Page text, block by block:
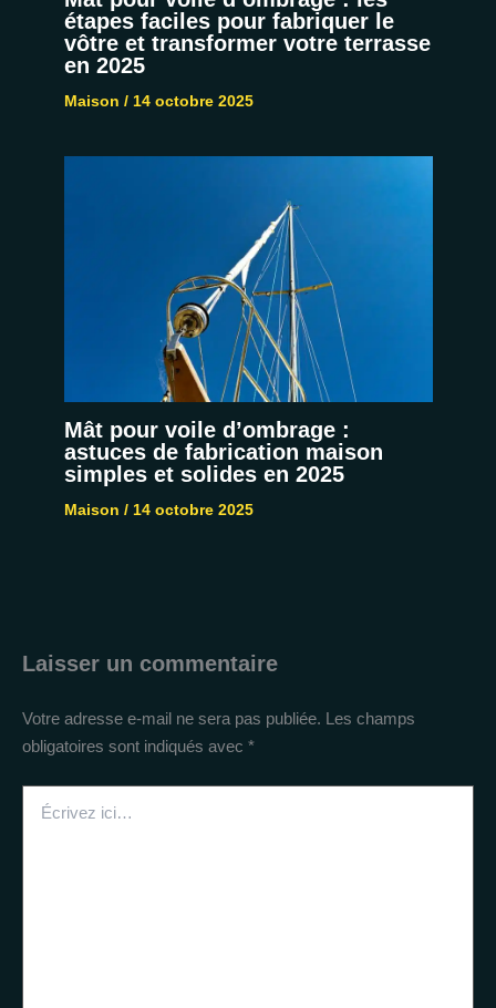
étapes faciles pour fabriquer le
vôtre et transformer votre terrasse
en 2025
Maison / 14 octobre 2025
Mât pour voile d’ombrage :
astuces de fabrication maison
simples et solides en 2025
Maison / 14 octobre 2025
Laisser un commentaire
Votre adresse e-mail ne sera pas publiée. Les champs
obligatoires sont indiqués avec *
ici…